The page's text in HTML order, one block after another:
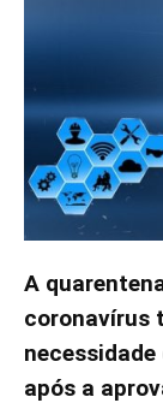
A
coronavírus
após a